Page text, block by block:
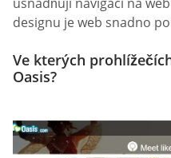
designu je web snadno
Ve kterých
Oasis?